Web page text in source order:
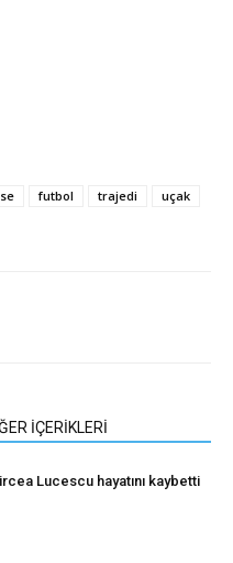
futbol trajedi
uçak
İÇERİKLERİ
Lucescu hayatını kaybetti